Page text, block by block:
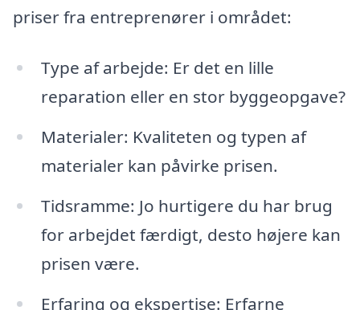
priser fra entreprenører i området:
Type af arbejde: Er det en lille
reparation eller en stor byggeopgave?
Materialer: Kvaliteten og typen af
materialer kan påvirke prisen.
Tidsramme: Jo hurtigere du har brug
for arbejdet færdigt, desto højere kan
prisen være.
Erfaring og ekspertise: Erfarne